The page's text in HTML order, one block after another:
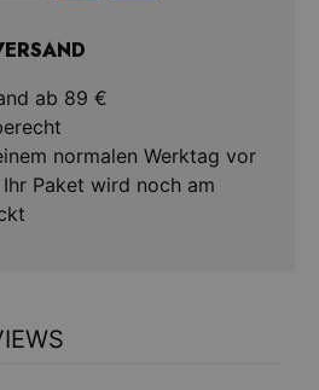
ab 89 €
normalen Werktag vor
Ihr Paket wird noch am